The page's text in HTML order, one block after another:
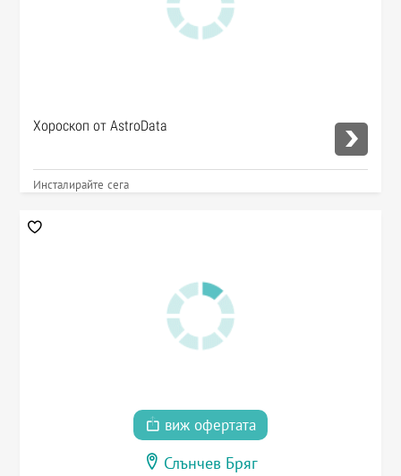
Хороскоп от AstroData
Инсталирайте сега
виж офертата
Слънчев Бряг